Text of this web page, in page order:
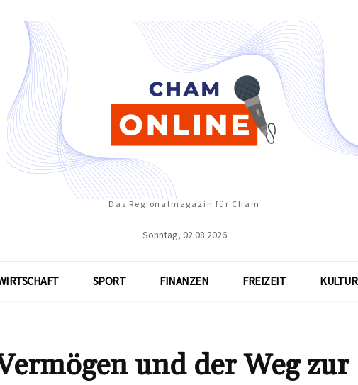
Das Regionalmagazin für Cham
Sonntag, 02.08.2026
SPORT FINANZEN FREIZEIT KULTUR
und der Weg zur